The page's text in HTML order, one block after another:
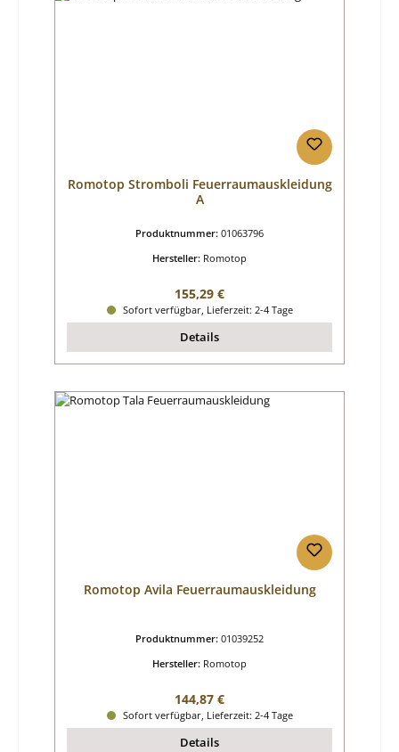
Romotop Stromboli Feuerraumauskleidung
A
Produktnummer: 01063796
Hersteller: Romotop
Regulärer Preis:
155,29 €
Sofort verfügbar, Lieferzeit: 2-4 Tage
Details
Romotop Avila Feuerraumauskleidung
Produktnummer: 01039252
Hersteller: Romotop
Regulärer Preis:
144,87 €
Sofort verfügbar, Lieferzeit: 2-4 Tage
Details